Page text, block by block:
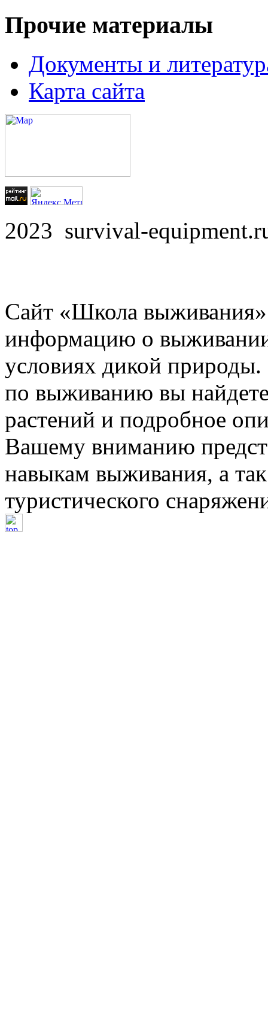
Прочие материалы
Документы и
Карта сайта
2023 survival-
Сайт «Школа
информацию о
условиях дикой
по выживанию вы
растений и подробное
Вашему вниманию
навыкам выживания, а
туристического